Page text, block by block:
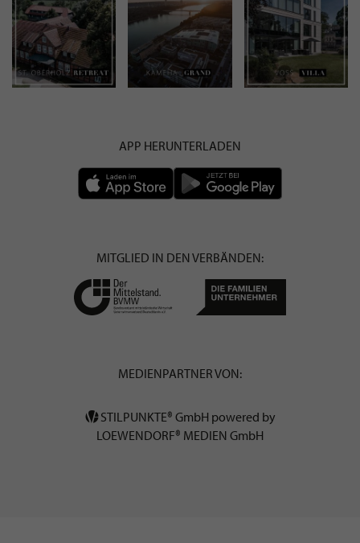
APP HERUNTERLADEN
MITGLIED IN DEN VERBÄNDEN:
MEDIENPARTNER VON:
STILPUNKTE® GmbH powered by
LOEWENDORF® MEDIEN GmbH